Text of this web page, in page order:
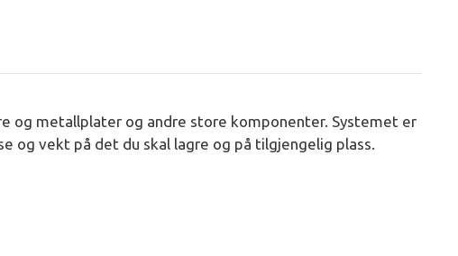
og metallplater og andre store komponenter. Systemet er
og vekt på det du skal lagre og på tilgjengelig plass.